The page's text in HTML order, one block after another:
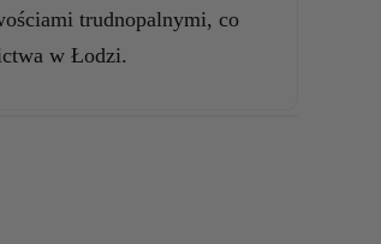
trudnopalnymi, co
w Łodzi.